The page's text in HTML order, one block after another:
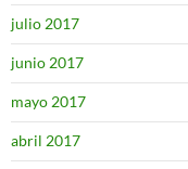
julio 2017
junio 2017
mayo 2017
abril 2017